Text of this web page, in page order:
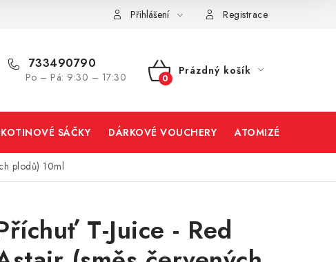
Přihlášení Registrace
733490790
Po – Pá: 9:30 – 17:30
NÁKUPNÍ
Prázdný košík
SÁČKY DÁRKOVÉ VOUCHERY ATOMIZÉRY A
plodů) 10ml
T-Juice - Red